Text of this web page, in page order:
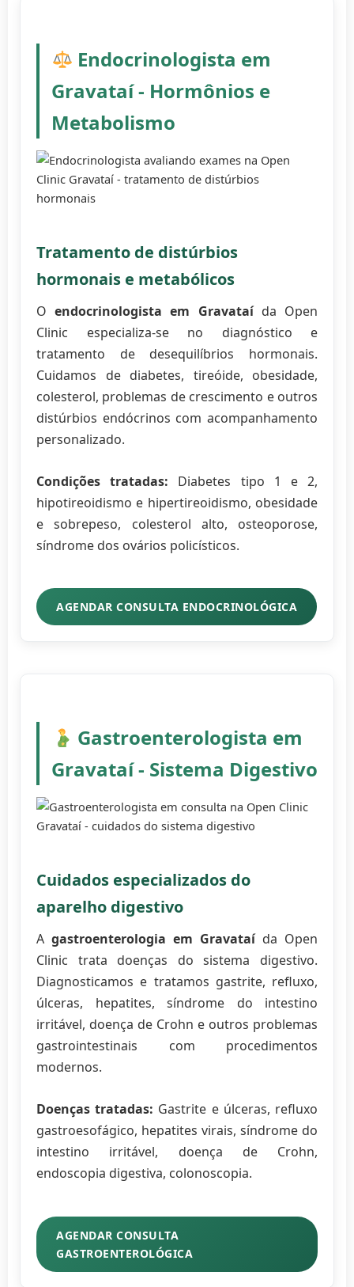
Endocrinologista em
Gravataí - Hormônios e
Metabolismo
Tratamento de distúrbios
hormonais e metabólicos
Oendocrinologista em Gravataída Open
Clinic especializa-se no diagnóstico e
tratamento de desequilíbrios hormonais.
Cuidamos de diabetes, tireóide, obesidade,
colesterol, problemas de crescimento e outros
distúrbios endócrinos com acompanhamento
personalizado.
Condições tratadas: Diabetes tipo 1 e 2,
hipotireoidismo e hipertireoidismo, obesidade
e sobrepeso, colesterol alto, osteoporose,
síndrome dos ovários policísticos.
AGENDAR CONSULTA ENDOCRINOLÓGICA
Gastroenterologista em
Gravataí - Sistema Digestivo
Cuidados especializados do
aparelho digestivo
A gastroenterologia em Gravataída Open
Clinic trata doenças do sistema digestivo.
Diagnosticamos e tratamos gastrite, refluxo,
úlceras, hepatites, síndrome do intestino
irritável, doença de Crohn e outros problemas
gastrointestinais com procedimentos
modernos.
Doenças tratadas: Gastrite e úlceras, refluxo
gastroesofágico, hepatites virais, síndrome do
intestino irritável, doença de Crohn,
endoscopia digestiva, colonoscopia.
AGENDAR CONSULTA
GASTROENTEROLÓGICA